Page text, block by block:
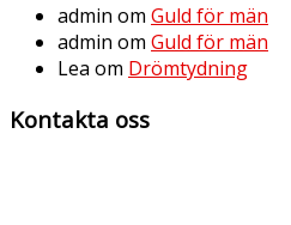
admin om Guld för män
admin om Guld för män
Lea om Drömtydning
Kontakta oss